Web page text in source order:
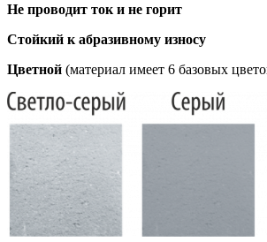
Не проводит ток и не горит
Стойкий к абразивному износу
Цветной (материал имеет 6 базовых